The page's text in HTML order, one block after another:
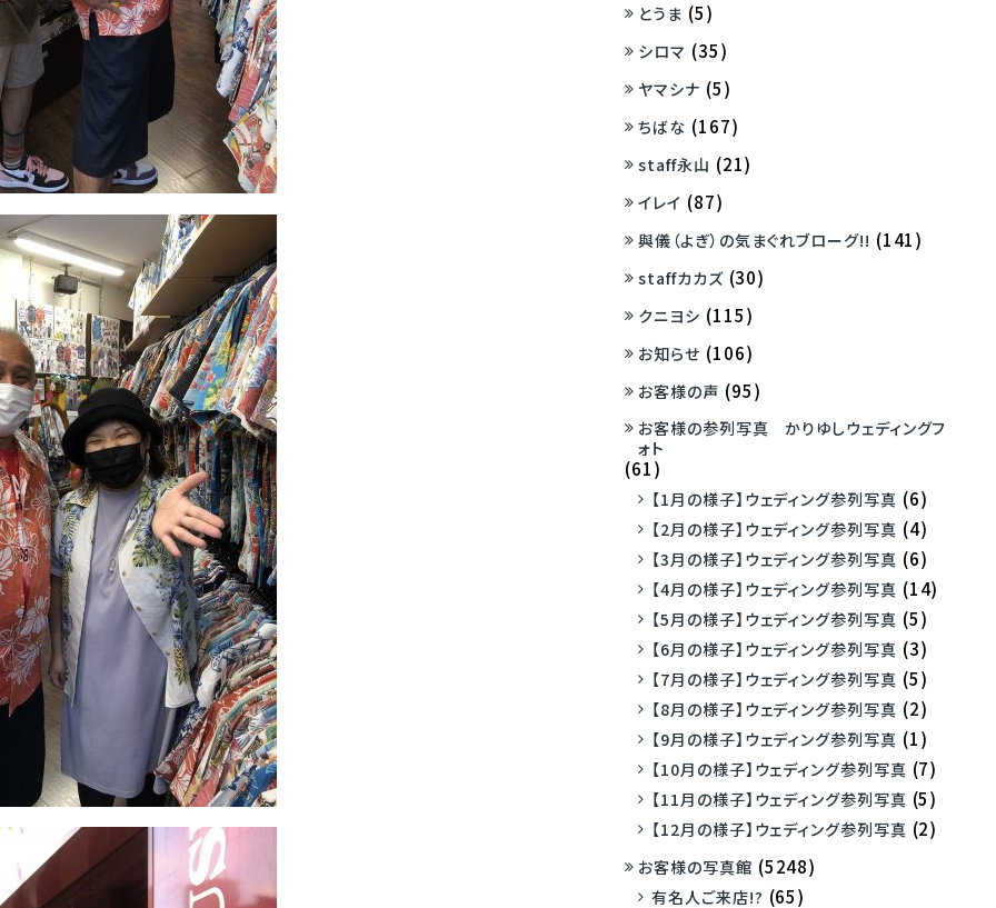
とうま (5)
シロマ (35)
ヤマシナ (5)
ちばな (167)
staff永山 (21)
イレイ (87)
與儀（よぎ）の気まぐれブローグ!! (141)
staffカカズ (30)
クニヨシ (115)
お知らせ (106)
お客様の声 (95)
お客様の参列写真 かりゆしウェディングフ
ォト
(61)
【1月の様子】ウェディング参列写真 (6)
【2月の様子】ウェディング参列写真 (4)
【3月の様子】ウェディング参列写真 (6)
【4月の様子】ウェディング参列写真 (14)
【5月の様子】ウェディング参列写真 (5)
【6月の様子】ウェディング参列写真 (3)
【7月の様子】ウェディング参列写真 (5)
【8月の様子】ウェディング参列写真 (2)
【9月の様子】ウェディング参列写真 (1)
【10月の様子】ウェディング参列写真 (7)
【11月の様子】ウェディング参列写真 (5)
【12月の様子】ウェディング参列写真 (2)
お客様の写真館 (5248)
有名人ご来店!? (65)